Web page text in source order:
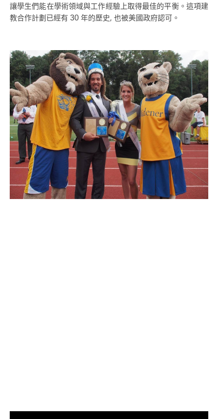
讓學生們能在學術領域與工作經驗上取得最佳的平衡。這項建
教合作計劃已經有 30 年的歷史, 也被美國政府認可。